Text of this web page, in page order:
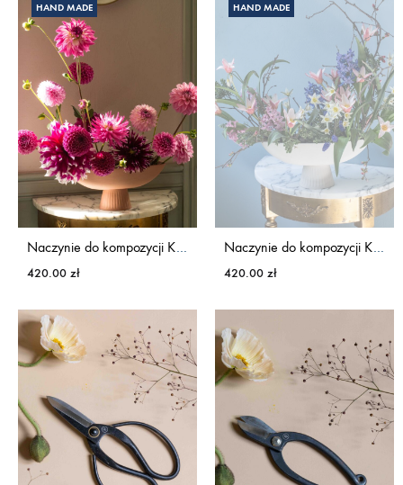
HAND MADE
Naczynie do kompozycji KWIATY&MIUT
420.00 zł
HAND MADE
Naczynie do kompozycji KWIATY&MIUT
420.00 zł